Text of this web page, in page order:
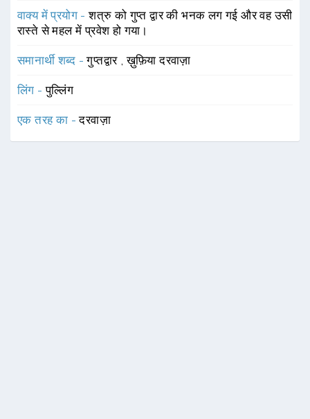
वाक्य में प्रयोग -शत्रु को गुप्त द्वार की भनक लग गई और वह उसी
रास्ते से महल में प्रवेश हो गया।
समानार्थी शब्द -गुप्तद्वार ,ख़ुफ़िया दरवाज़ा
लिंग -पुल्लिंग
एक तरह का -दरवाज़ा